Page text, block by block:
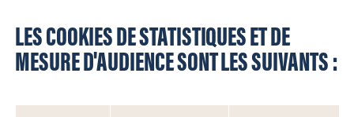
LES COOKIES DE STATISTIQUES ET DE
MESURE D'AUDIENCE SONT LES SUIVANTS :